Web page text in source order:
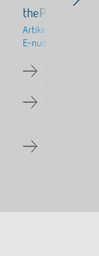
thePrema
Artikelnr
E-nummer